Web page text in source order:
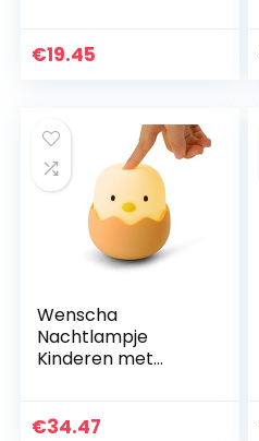
schakelaar,
€19.45
Wenscha
Nachtlampje
Kinderen met
Oplaadbare
€34.47